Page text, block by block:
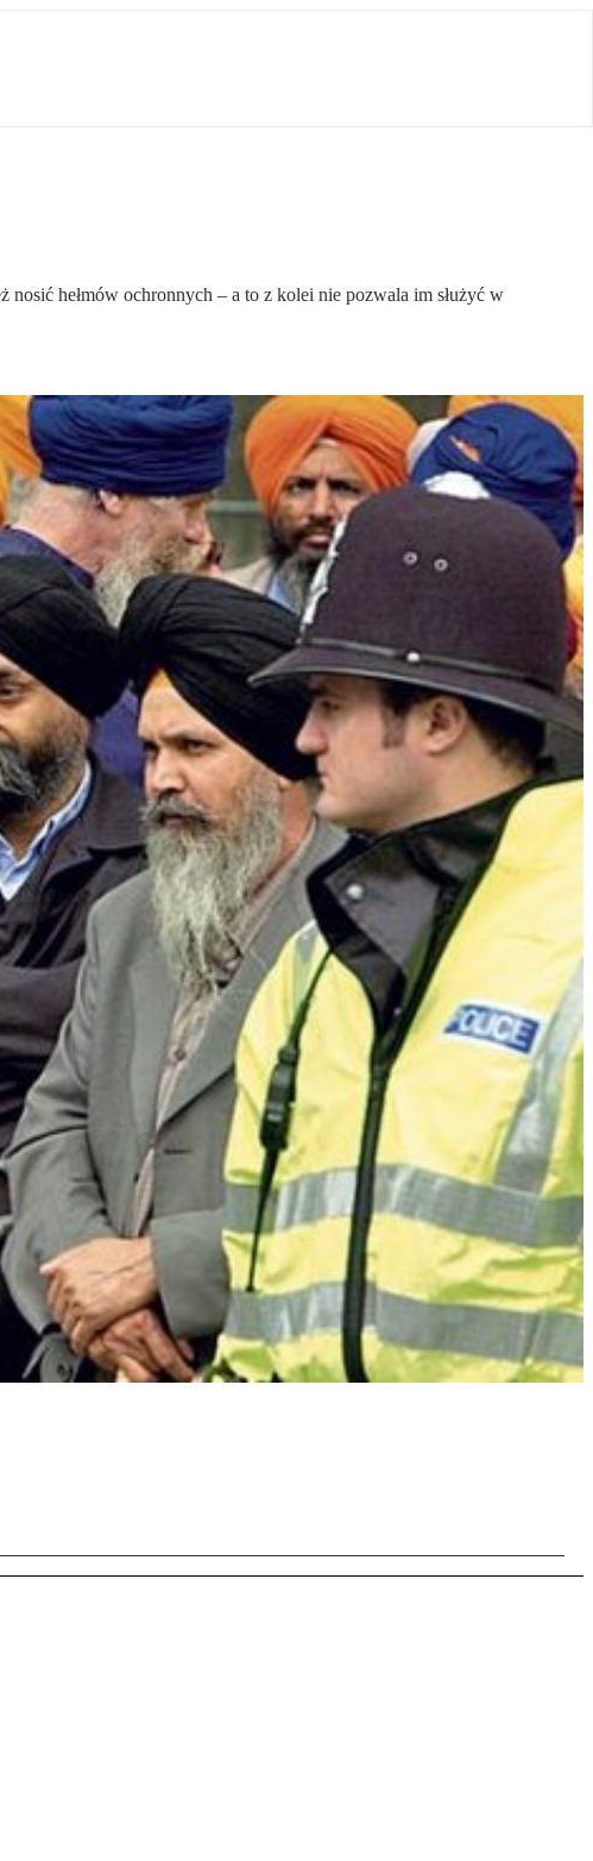
hełmów ochronnych – a to z kolei nie pozwala im służyć w